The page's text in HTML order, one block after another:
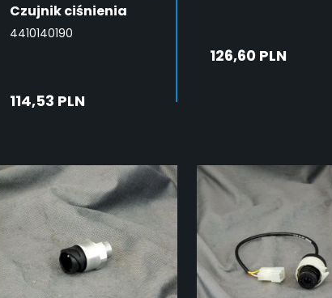
Czujnik ciśnienia
4410140190
114,53 PLN
KOSZYKA
126,60 PLN